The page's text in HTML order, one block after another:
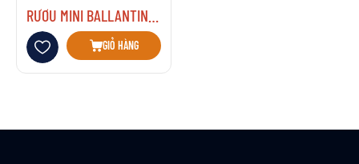
RƯỢU MINI BALLANTINES 12 NĂM
Thêm vào danh sách yêu thích
GIỎ HÀNG